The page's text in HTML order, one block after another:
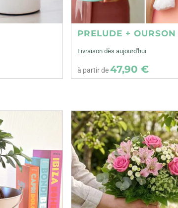
PRELUDE + OURSON
Livraison dès aujourd'hui
à partir de47,90 €